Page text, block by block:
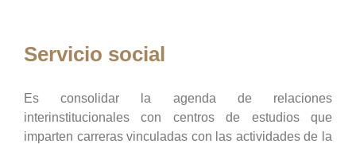
Servicio social
Es consolidar la agenda de relaciones
interinstitucionales con centros de estudios que
imparten carreras vinculadas con las actividades de la